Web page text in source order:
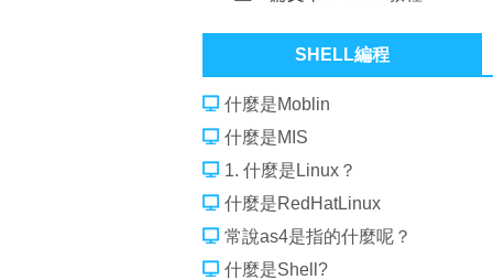
SHELL編程
什麼是Moblin
什麼是MIS
1. 什麼是Linux？
什麼是RedHatLinux
常說as4是指的什麼呢？
什麼是Shell?